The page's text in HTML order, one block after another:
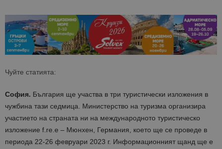
Чуйте статията:
София. България ще участва в три туристически изложения в
чужбина тази седмица. Министерство на туризма организира
участието на страната ни на международното туристическо
изложение f.re.e – Мюнхен, Германия, което ще се проведе в
периода 22-26 февруари 2023 г. Информационният щанд ще е